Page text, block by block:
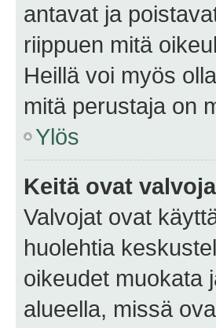
antavat ja
riippuen mitä
Heillä voi myös
mitä perustaja on
Ylös
Keitä ovat
Valvojat ovat
huolehtia
oikeudet muokata
alueella, missä